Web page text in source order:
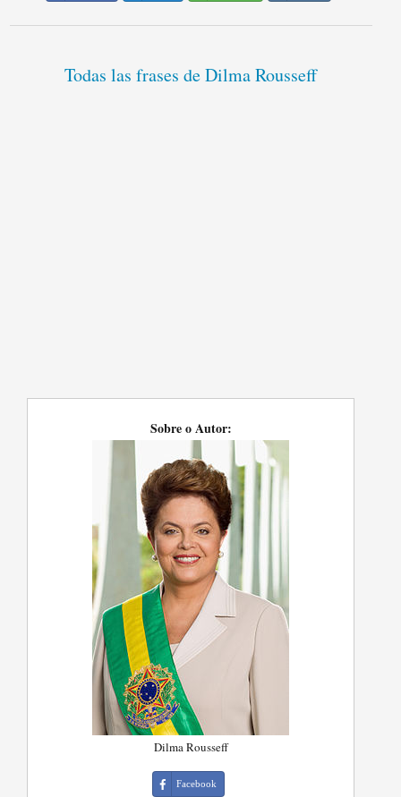
Todas las frases de Dilma Rousseff
Sobre o Autor:
Dilma Rousseff
Facebook